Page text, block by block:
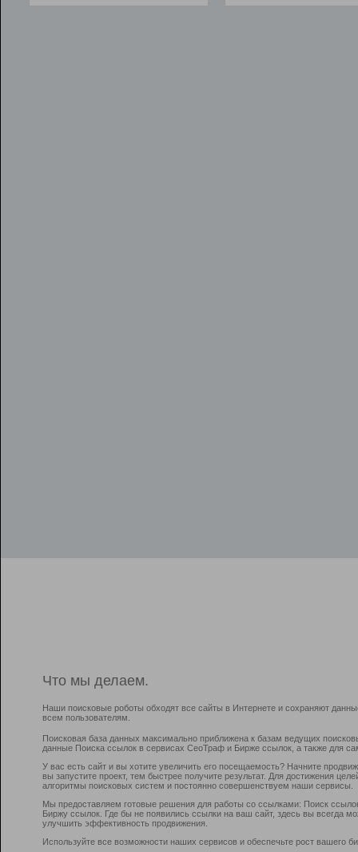
Что мы делаем.
Наши поисковые роботы обходят все сайты в Интернете и сохраняют
всем пользователям.
Поисковая база данных максимально приближена к базам ведущих
данные Поиска ссылок в сервисах СеоТраф и Бирже ссылок, а также для
У вас есть сайт и вы хотите увеличить его посещаемость? Начните
вы запустите проект, тем быстрее получите результат. Для достижения
алгоритмы поисковых систем и постоянно совершенствуем наши сервисы.
Мы предоставляем готовые решения для работы со ссылками: Поиск
Биржу ссылок. Где бы не появились ссылки на ваш сайт, здесь вы всегда
улучшить эффективность продвижения.
Используйте все возможности наших сервисов и обеспечьте рост вашего